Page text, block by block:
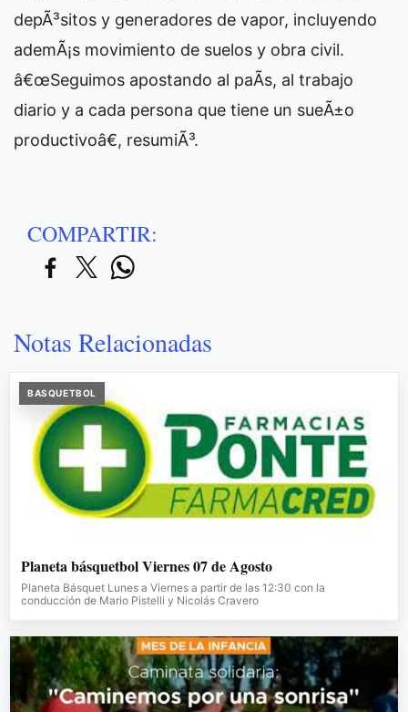
depÃ³sitos y generadores de vapor, incluyendo
ademÃ¡s movimiento de suelos y obra civil.
â€œSeguimos apostando al paÃ­s, al trabajo
diario y a cada persona que tiene un sueÃ±o
productivoâ€, resumiÃ³.
COMPARTIR:
Notas Relacionadas
BASQUETBOL
Planeta básquetbol Viernes 07 de Agosto
Planeta Básquet Lunes a Viernes a partir de las 12:30 con la
conducción de Mario Pistelli y Nicolás Cravero